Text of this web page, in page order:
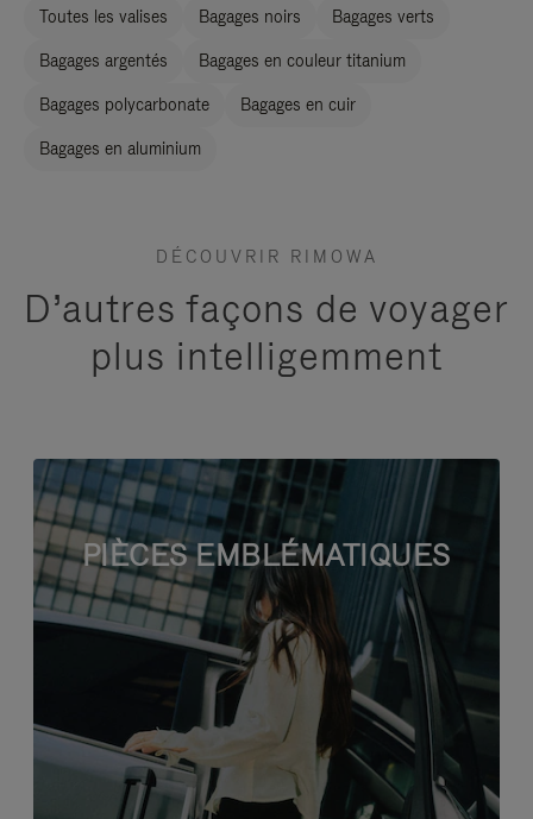
Toutes les valises Bagages noirs Bagages verts
Bagages argentés Bagages en couleur titanium
Bagages polycarbonate Bagages en cuir
Bagages en aluminium
DÉCOUVRIR RIMOWA
D’autres façons de voyager
plus intelligemment
PIÈCES EMBLÉMATIQUES